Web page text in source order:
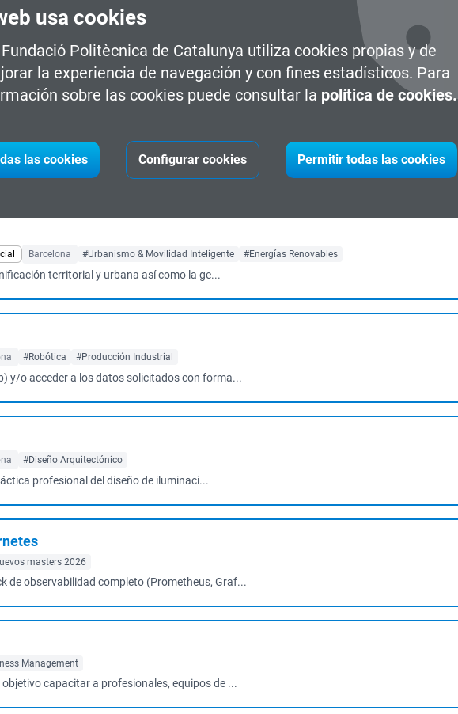
usa cookies
Politècnica de Catalunya utiliza cookies propias y de
la experiencia de navegación y con fines estadísticos. Para
sobre las cookies puede consultar la política de cookies.
las cookies Configurar cookies Permitir todas las cookies
#Diseño Arquitectónico
como es la del facility management.Apor...
#Diseño Arquitectónico
de diseño de iluminación arquitectónica tan...
Barcelona #Urbanismo & Movilidad Inteligente #Energías Renovables
territorial y urbana así como la ge...
#Robótica #Producción Industrial
y/o acceder a los datos solicitados con forma...
#Diseño Arquitectónico
profesional del diseño de iluminaci...
masters 2026
de observabilidad completo (Prometheus, Graf...
Management
capacitar a profesionales, equipos de ...